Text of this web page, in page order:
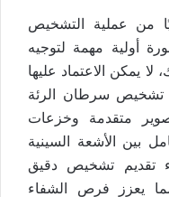
من عملية التشخيص
أولية مهمة لتوجيه
لا يمكن الاعتماد عليها
تشخيص سرطان الرئة
متقدمة وخزعات
بين الأشعة السينية
تقديم تشخيص دقيق
يعزز فرص الشفاء